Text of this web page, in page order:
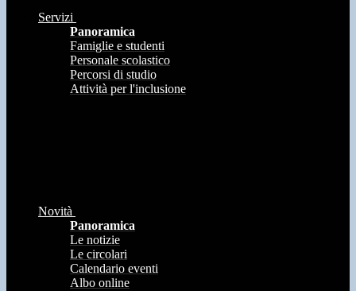
Servizi
Panoramica
Famiglie e studenti
Personale scolastico
Percorsi di studio
Attività per l'inclusione
Novità
Panoramica
Le notizie
Le circolari
Calendario eventi
Albo online